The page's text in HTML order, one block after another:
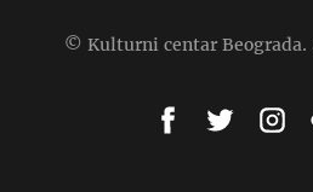
© Kulturni centar Beograda.